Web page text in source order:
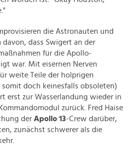
die Astronauten und
dass Swigert an der
für die Apollo-
war. Mit eisernen Nerven
weite Teile der holprigen
doch keinesfalls obsoleten)
erst zur Wasserlandung wieder in
zurück. Fred Haise
der Apollo 13-Crew darüber,
zunächst schwerer als die